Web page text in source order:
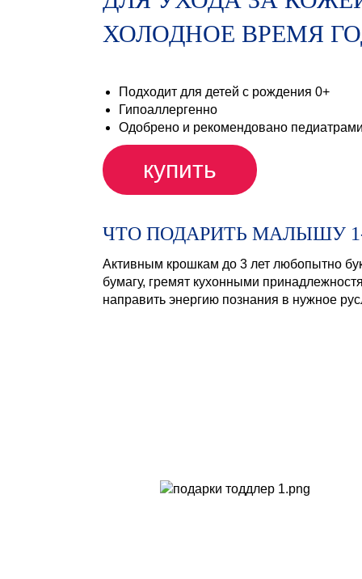
ХОЛОДНОЕ ВРЕМЯ
Подходит для детей с рождения 0+
Гипоаллергенно
Одобрено и рекомендовано
купить
ЧТО ПОДАРИТЬ МАЛЫШУ
Активным крошкам до 3 лет любопытно
бумагу, гремят кухонными
направить энергию познания в нужное